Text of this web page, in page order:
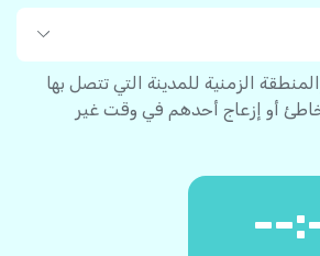
الزمنية للمدينة التي تتصل بها
أو إزعاج أحدهم في وقت غير
--